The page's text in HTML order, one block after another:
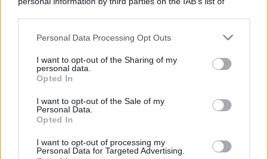
This information may also be disclosed by us to third parties
disclose it to other third parties.
Please note that this website/app uses one or more Google
services and may gather and store information including but
not limited to your visit or usage behaviour. You may click to
grant or deny consent to Google and its third-party tags to
consent section.
Personal Data Processing Opt Outs
I want to opt-out of the Sharing of my
personal data.
Opted In
I want to opt-out of the Sale of my
Personal Data.
Opted In
I want to opt-out of processing my
Personal Data for Targeted Advertising.